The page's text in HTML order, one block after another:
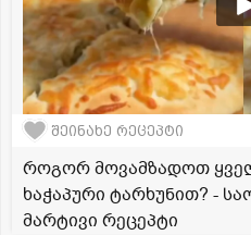
შეინახე რეცეპტი
როგორ მოვამზადოთ
ხაჭაპური ტარხუნით? -
მარტივი რეცეპტი